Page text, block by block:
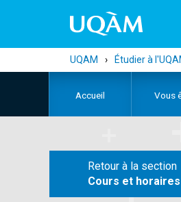
UQAM › Étudier à
Accueil Vous
Retour à la section
Cours et horaires